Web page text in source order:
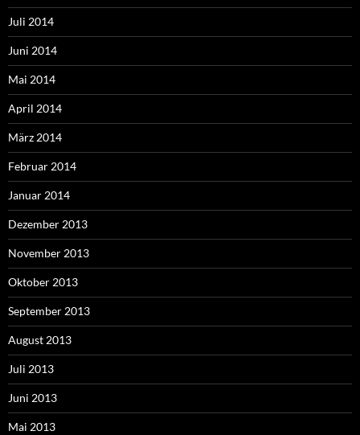
Juli 2014
Juni 2014
Mai 2014
April 2014
März 2014
Februar 2014
Januar 2014
Dezember 2013
November 2013
Oktober 2013
September 2013
August 2013
Juli 2013
Juni 2013
Mai 2013